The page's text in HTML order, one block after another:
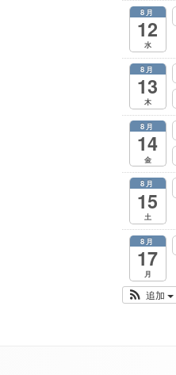
8月
12
水
8月
13
木
8月
14
金
8月
15
土
8月
17
月
追加